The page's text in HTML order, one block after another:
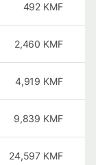
492 KMF
2,460 KMF
4,919 KMF
9,839 KMF
24,597 KMF